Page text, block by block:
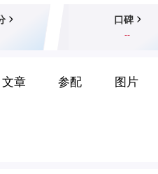
口碑
--
文章 参配 图片